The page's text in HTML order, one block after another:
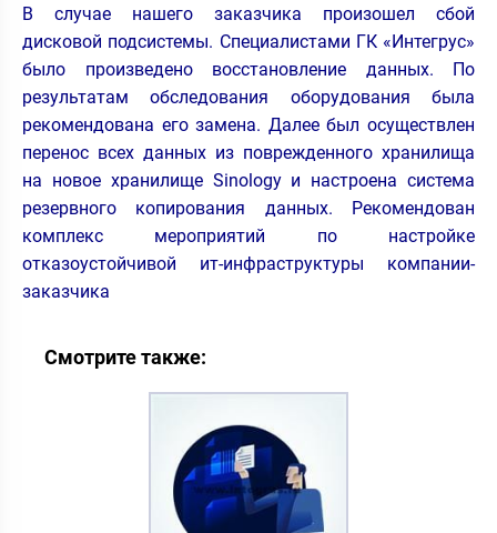
В случае нашего заказчика произошел сбой
дисковой подсистемы. Специалистами ГК «Интегрус»
было произведено восстановление данных. По
результатам обследования оборудования была
рекомендована его замена. Далее был осуществлен
перенос всех данных из поврежденного хранилища
на новое хранилище Sinology и настроена система
резервного копирования данных. Рекомендован
комплекс мероприятий по настройке
отказоустойчивой ит-инфраструктуры компании-
заказчика
Смотрите также: